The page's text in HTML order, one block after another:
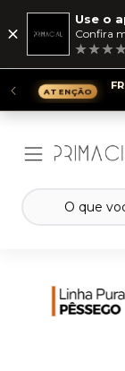
Use o
Confira